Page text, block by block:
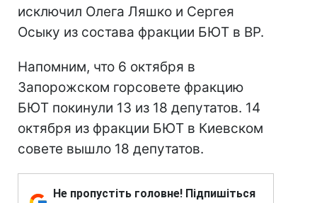
исключил Олега Ляшко и Сергея
Осыку из состава фракции БЮТ в ВР.
Напомним, что 6 октября в
Запорожском горсовете фракцию
БЮТ покинули 13 из 18 депутатов. 14
октября из фракции БЮТ в Киевском
совете вышло 18 депутатов.
Не пропустіть головне! Підпишіться